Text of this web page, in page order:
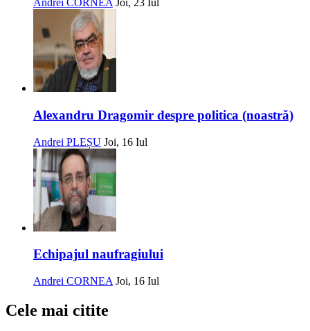
Andrei CORNEA Joi, 23 Iul
Alexandru Dragomir despre politica (noastră)
Andrei PLEȘU Joi, 16 Iul
Echipajul naufragiului
Andrei CORNEA Joi, 16 Iul
Cele mai citite